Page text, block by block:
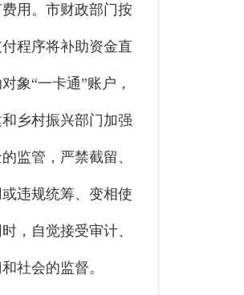
用。市财政部门按
程序将补助资金直
象“一卡通”账户，
乡村振兴部门加强
监管，严禁截留、
违规统筹、变相使
，自觉接受审计、
社会的监督。